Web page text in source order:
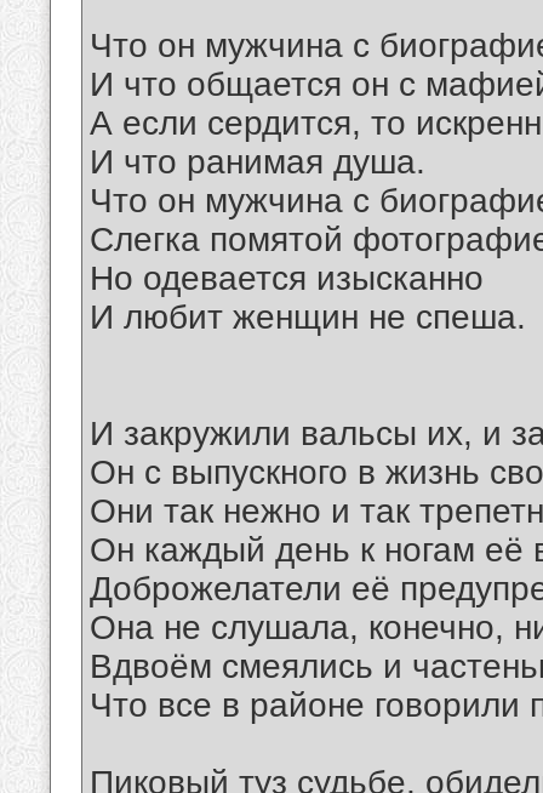
Что он мужчина с
И что общается он с
А если сердится, то
И что ранимая душа.
Что он мужчина с
Слегка помятой
Но одевается изысканно
И любит женщин не спеша.
И закружили вальсы их, и
Он с выпускного в жизнь
Они так нежно и так
Он каждый день к ногам её
Доброжелатели её
Она не слушала, конечно,
Вдвоём смеялись и
Что все в районе говорили
Пиковый туз судьбе,